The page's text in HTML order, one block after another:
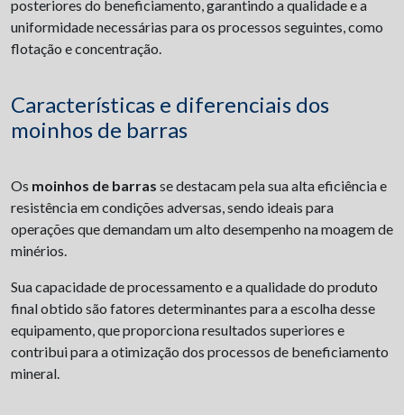
posteriores do beneficiamento, garantindo a qualidade e a
uniformidade necessárias para os processos seguintes, como
flotação e concentração.
Características e diferenciais dos
moinhos de barras
Os moinhos de barras se destacam pela sua alta eficiência e
resistência em condições adversas, sendo ideais para
operações que demandam um alto desempenho na moagem de
minérios.
Sua capacidade de processamento e a qualidade do produto
final obtido são fatores determinantes para a escolha desse
equipamento, que proporciona resultados superiores e
contribui para a otimização dos processos de beneficiamento
mineral.